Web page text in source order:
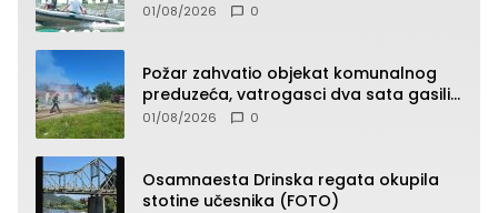
01/08/2026 0
Požar zahvatio objekat komunalnog
preduzeća, vatrogasci dva sata gasili
vatru (FOTO)
01/08/2026 0
Osamnaesta Drinska regata okupila
stotine učesnika (FOTO)